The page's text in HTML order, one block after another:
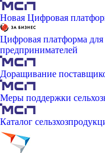
Новая Цифровая
Цифровая платформа
предпринимателей
Доращивание
Меры поддержки
Каталог